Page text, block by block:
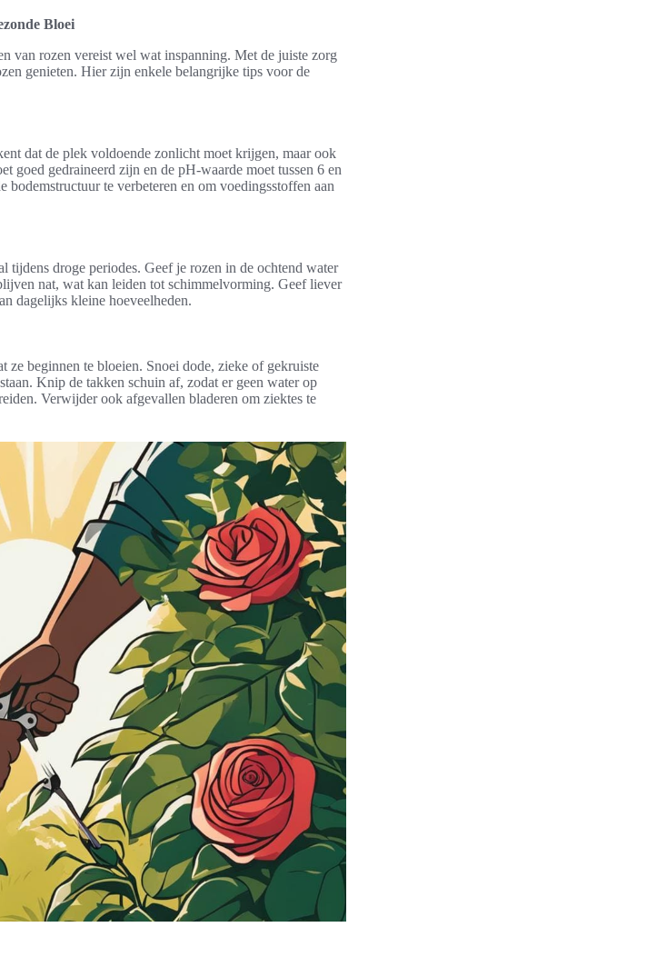
Bloei
van rozen vereist wel wat inspanning. Met de juiste zorg
genieten. Hier zijn enkele belangrijke tips voor de
dat de plek voldoende zonlicht moet krijgen, maar ook
goed gedraineerd zijn en de pH-waarde moet tussen 6 en
bodemstructuur te verbeteren en om voedingsstoffen aan
tijdens droge periodes. Geef je rozen in de ochtend water
nat, wat kan leiden tot schimmelvorming. Geef liever
dagelijks kleine hoeveelheden.
ze beginnen te bloeien. Snoei dode, zieke of gekruiste
Knip de takken schuin af, zodat er geen water op
Verwijder ook afgevallen bladeren om ziektes te